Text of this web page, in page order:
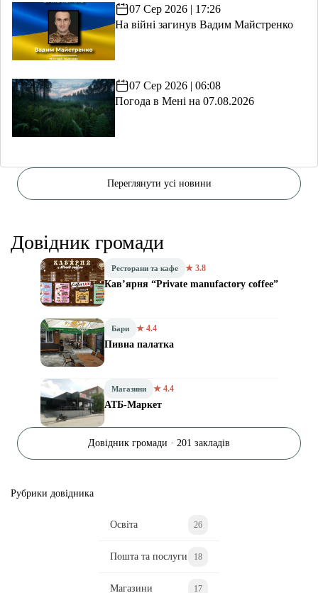
07 Сер 2026 | 17:26
На війні загинув Вадим Майстренко
07 Сер 2026 | 06:08
Погода в Мені на 07.08.2026
Переглянути усі новини
Довідник громади
Ресторани та кафе ★ 3.8
Кав’ярня “Private manufactory coffee”
Бари ★ 4.4
Пивна палатка
Магазини ★ 4.4
АТБ-Маркет
Довідник громади · 201 закладів
Рубрики довідника
Освіта 26
Пошта та послуги 18
Магазини 17